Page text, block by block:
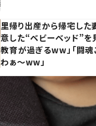
里帰り出産から帰宅した
意した“ベビーベッド”を
教育が過ぎるww」「闘魂
わぁ～ww」